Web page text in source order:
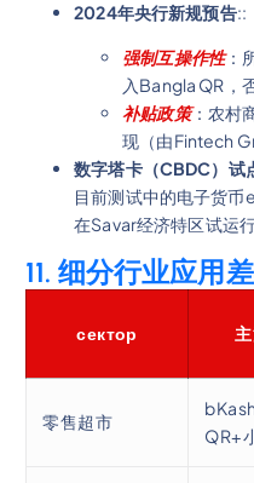
2024年央行新规预告::
强制互操作性：
入Bangla QR，
补贴政策：农村
现（由Fintech
数字塔卡（CBDC）试
目前测试中的电子货
在Savar经济特区试运
11. 细分行业应用
сектор
零售超市
QR+